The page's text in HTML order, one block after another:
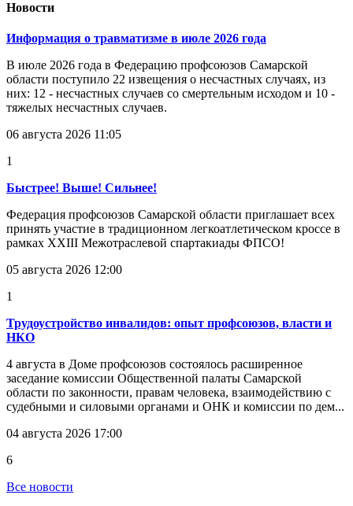
Новости
Информация о травматизме в июле 2026 года
В июле 2026 года в Федерацию профсоюзов Самарской
области поступило 22 извещения о несчастных случаях, из
них: 12 - несчастных случаев со смертельным исходом и 10 -
тяжелых несчастных случаев.
06 августа 2026 11:05
1
Быстрее! Выше! Сильнее!
Федерация профсоюзов Самарской области приглашает всех
принять участие в традиционном легкоатлетическом кроссе в
рамках XXIII Межотраслевой спартакиады ФПСО!
05 августа 2026 12:00
1
Трудоустройство инвалидов: опыт профсоюзов, власти и
НКО
4 августа в Доме профсоюзов состоялось расширенное
заседание комиссии Общественной палаты Самарской
области по законности, правам человека, взаимодействию с
судебными и силовыми органами и ОНК и комиссии по дем...
04 августа 2026 17:00
6
Все новости